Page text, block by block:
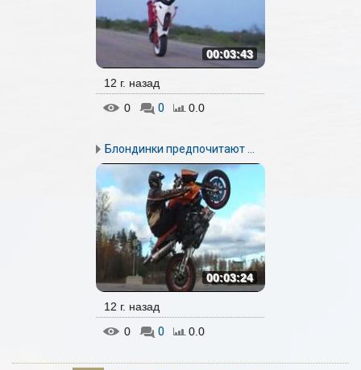
00:03:43
12 г. назад
0
0 0.0
Блондинки предпочитают ...
00:03:24
12 г. назад
0
0 0.0